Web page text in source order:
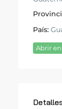
País:
Abrir